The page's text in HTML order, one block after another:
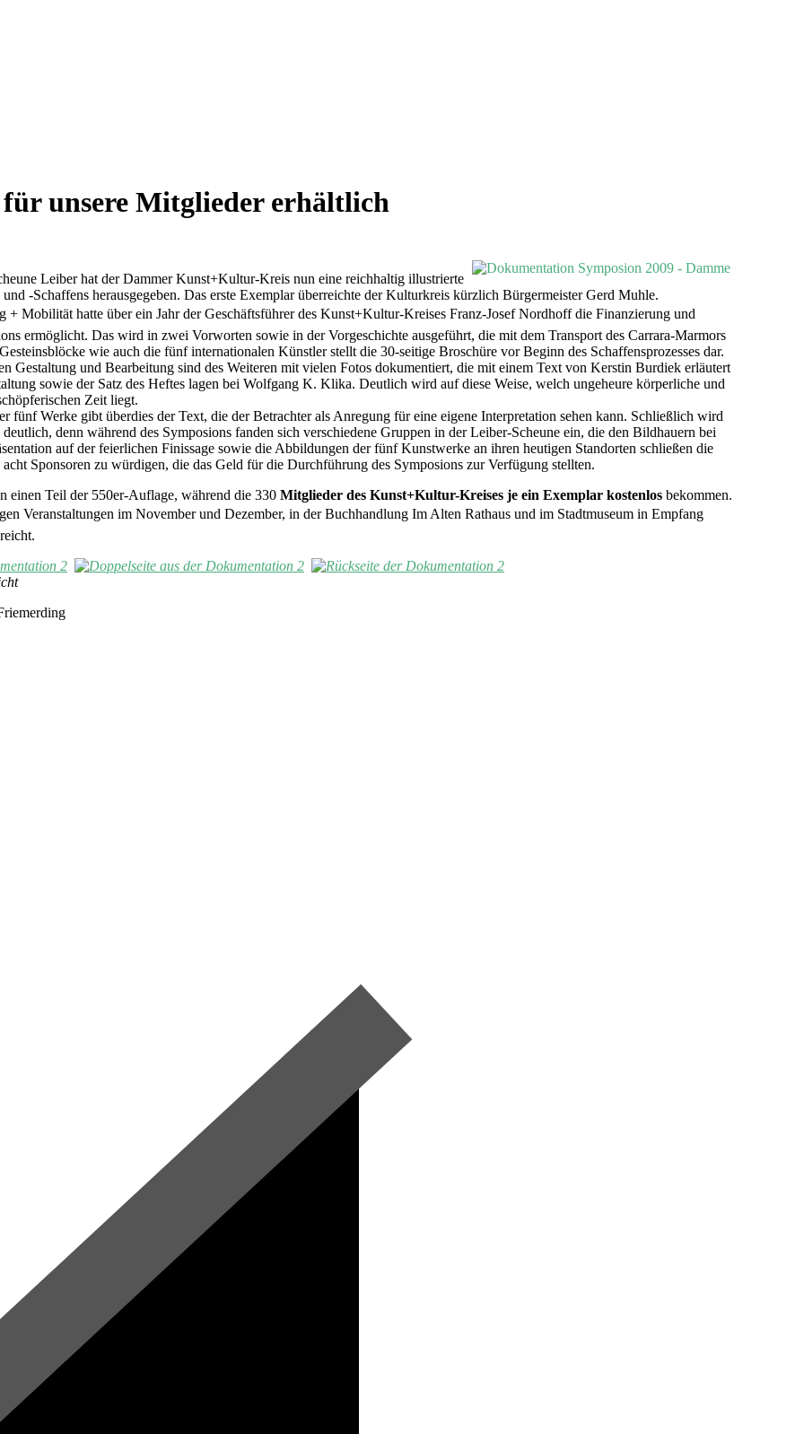
für unsere Mitglieder erhältlich
Leiber hat der Dammer Kunst+Kultur-Kreis nun eine reichhaltig illustrierte
-Schaffens herausgegeben. Das erste Exemplar überreichte der Kulturkreis kürzlich Bürgermeister Gerd Muhle.
+ Mobilität hatte über ein Jahr der Geschäftsführer des Kunst+Kultur-Kreises Franz-Josef Nordhoff die Finanzierung und
ermöglicht. Das wird in zwei Vorworten sowie in der Vorgeschichte ausgeführt, die mit dem Transport des Carrara-Marmors
wie auch die fünf internationalen Künstler stellt die 30-seitige Broschüre vor Beginn des Schaffensprozesses dar.
Gestaltung und Bearbeitung sind des Weiteren mit vielen Fotos dokumentiert, die mit einem Text von Kerstin Burdiek erläutert
sowie der Satz des Heftes lagen bei Wolfgang K. Klika. Deutlich wird auf diese Weise, welch ungeheure körperliche und
Zeit liegt.
fünf Werke gibt überdies der Text, die der Betrachter als Anregung für eine eigene Interpretation sehen kann. Schließlich wird
denn während des Symposions fanden sich verschiedene Gruppen in der Leiber-Scheune ein, die den Bildhauern bei
auf der feierlichen Finissage sowie die Abbildungen der fünf Kunstwerke an ihren heutigen Standorten schließen die
Sponsoren zu würdigen, die das Geld für die Durchführung des Symposions zur Verfügung stellten.
einen Teil der 550er-Auflage, während die 330 Mitglieder des Kunst+Kultur-Kreises je ein Exemplar kostenlos bekommen.
Veranstaltungen im November und Dezember, in der Buchhandlung Im Alten Rathaus und im Stadtmuseum in Empfang